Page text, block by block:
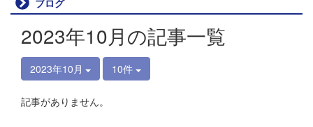
ブログ
2023年10月の記事一覧
2023年10月 10件
記事がありません。